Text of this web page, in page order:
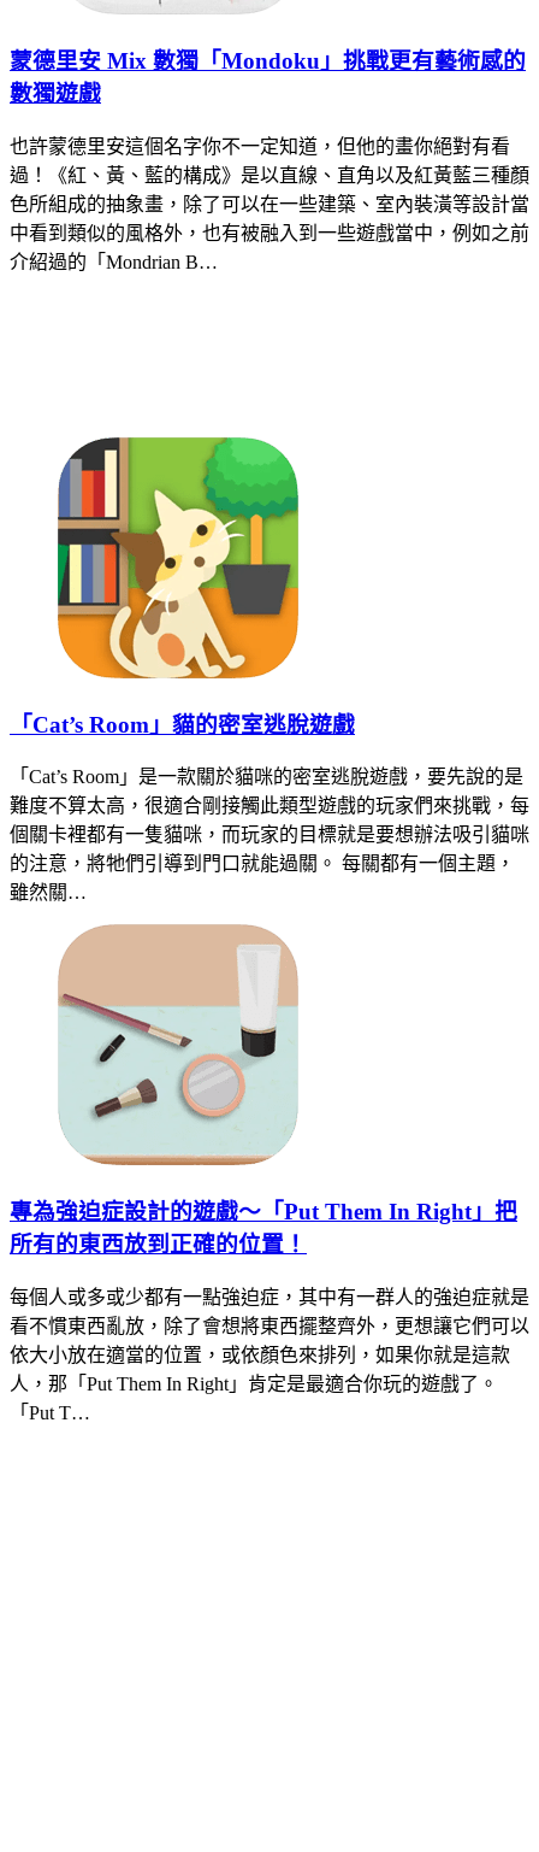
蒙德里安 Mix 數獨「Mondoku」挑戰更有藝術感的
數獨遊戲
也許蒙德里安這個名字你不一定知道，但他的畫你絕對有看
過！《紅、黃、藍的構成》是以直線、直角以及紅黃藍三種顏
色所組成的抽象畫，除了可以在一些建築、室內裝潢等設計當
中看到類似的風格外，也有被融入到一些遊戲當中，例如之前
介紹過的「Mondrian B…
「Cat’s Room」貓的密室逃脫遊戲
「Cat’s Room」是一款關於貓咪的密室逃脫遊戲，要先說的是
難度不算太高，很適合剛接觸此類型遊戲的玩家們來挑戰，每
個關卡裡都有一隻貓咪，而玩家的目標就是要想辦法吸引貓咪
的注意，將牠們引導到門口就能過關。 每關都有一個主題，
雖然關…
專為強迫症設計的遊戲～「Put Them In Right」把
所有的東西放到正確的位置！
每個人或多或少都有一點強迫症，其中有一群人的強迫症就是
看不慣東西亂放，除了會想將東西擺整齊外，更想讓它們可以
依大小放在適當的位置，或依顏色來排列，如果你就是這款
人，那「Put Them In Right」肯定是最適合你玩的遊戲了。
「Put T…